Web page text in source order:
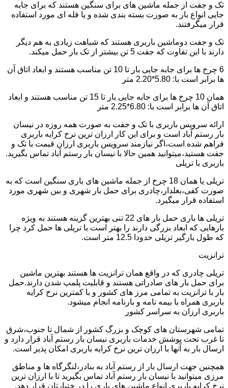
تک و جفت از جمله ماشین های برای سنگین هستند که برای جابه
جایی انواع بار به صورت بسته بندی شده و یا فله ای مورد استفاده
قرار میگرفتند.
تک و جفت دوماشین باربری هستند که شباهت زیادی به هم دیگر
دارند با این تفاوت که جفت 5 تن بیشتر از تک بار حمل میکند.
6 چرخ ها برای جابه جایی بار تا 10 تن مناسب هستند و ابعاد اتاق آن
ها برابر است با: 5.80*2.20 متر
همان 10 چرخ ها برای جابه جایی بار تا 15 تن مناسب هستند و ابعاد
اتاق آن ها برابر است با: 6.80*2.25 متر
ارائه سرویس باربری با تک و جفت به صورت همه روزه در نیسان
بار رستم آباد است و برای این کار ارزان ترین نرخ کرایه باربری
فراهم شده است،اگر نیازمند سرویس باربری ارزان قیمت با تک و
جفت هستید،میتوانید همین حالا با نیسان بار رستم آباد تماس بگیرید.
باربری با تریلی
تریلی یا همان 18 چرخ از جمله ماشین های باری سنگین است که به
صورت کفی،بغلدار،چادری برای حمل بار شهری و بین شهری مورد
استفاده قرار میگیرد.
تریلی ها باری حمل بار های 22 تنی بهترین گزینه هستند به ویژه
بارهایی که ابعاد بزرگی دارند را بهتر است با تریلی ها حمل کرد چرا
که طول بارگیر تریلی حدودا 12.5 متر است.
ترانزیت
تریلی چادری که در واقع همان ترانزیت ها هستند بهترین ماشین
برای حمل بار های صادراتی هستند و قابلیت پلمپ شدن دارند.حمل
بار با ترانزیت به تمامی مرز های کشور و با کمترین نرخ کرایه
باربری همراه با بیمه نامه و بارنامه انجام میشود.
باربری ارزان به سراسر کشور
تمامی شهرستان های کوچک و بزرگ کشور از شمال تا جنوب،شرق
تا غرب تحت پوشش خدمات باربری نیسان بار رستم آباد قرار دارد و
ارسال بار به آنها با ارزان ترین نرخ کرایه باربری امکان پذیر است.
همچنین جهت ارسال بار از رستم آباد به بنادر،لنگرگاه ها و مناطق
مرزی میتوانید با نیسان بار رستم آباد تماس بگیرید تا با ارزان ترین
نرخ کرایه باربری انواع ماشین های باری را در ختیارتان قرار دهد.